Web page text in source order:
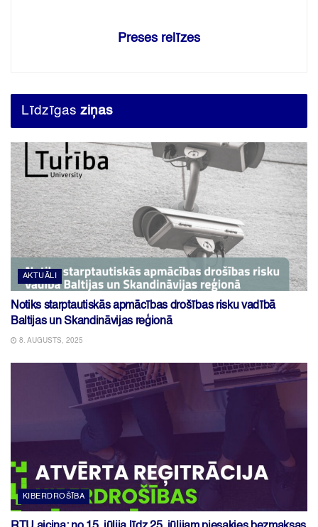
Preses relīzes
Līdzīgas ziņas
AKTUĀLI
Notiks starptautiskās apmācības drošības risku vadībā
Baltijas un Skandināvijas reģionā
8. AUGUSTS, 2025
KIBERDROŠĪBA